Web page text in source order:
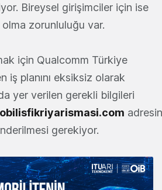
Bireysel girişimciler için ise
zorunluluğu var.
için Qualcomm Türkiye
iş planını eksiksiz olarak
yer verilen gerekli bilgileri
gerekiyor.